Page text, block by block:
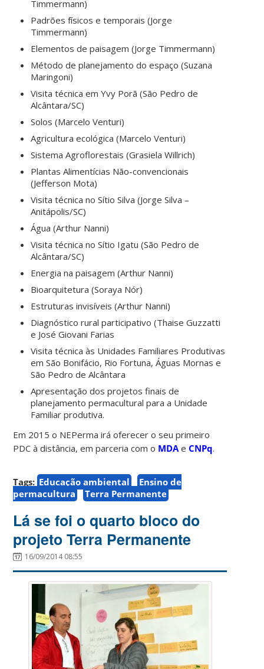
Timmermann)
Padrões físicos e temporais (Jorge
Timmermann)
Elementos de paisagem (Jorge Timmermann)
Método de planejamento do espaço (Suzana
Maringoni)
Visita técnica em Yvy Porã (São Pedro de
Alcântara/SC)
Solos (Marcelo Venturi)
Agricultura ecológica (Marcelo Venturi)
Sistema Agroflorestais (Grasiela Willrich)
Plantas Alimentícias Não-convencionais
(Jefferson Mota)
Visita técnica no Sítio Silva (Jorge Silva –
Anitápolis/SC)
Água (Arthur Nanni)
Visita técnica no Sítio Igatu (São Pedro de
Alcântara/SC)
Energia na paisagem (Arthur Nanni)
Bioarquitetura (Soraya Nór)
Estruturas invisíveis (Arthur Nanni)
Diagnóstico rural participativo (Thaise Guzzatti
e José Giovani Farias
Visita técnica às Unidades Familiares Produtivas
em São Bonifácio, Rio Fortuna, Águas Mornas e
São Pedro de Alcântara
Apresentação dos projetos finais de
planejamento permacultural para a Unidade
Familiar produtiva.
Em 2015 o NEPerma irá oferecer o seu primeiro
PDC à distância, em parceria com o MDA eCNPq.
Tags: Educação ambiental
Ensino de
permacultura
Terra Permanente
Lá se foi o quarto bloco do
projeto Terra Permanente
16/09/2014 08:55